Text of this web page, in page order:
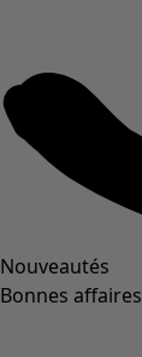
Nouveautés
Bonnes affaires